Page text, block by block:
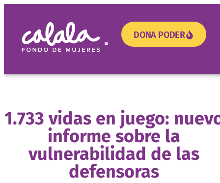
DONA PODER
1.733 vidas en juego:
informe sobre la
vulnerabilidad de las
defensoras